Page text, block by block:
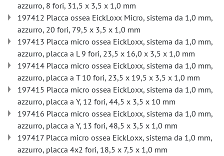
azzurro, 8 fori, 31,5 x 3,5 x 1,0 mm
197412 Placca ossea EickLoxx Micro, sistema da 1,0 mm,
azzurro, 20 fori, 79,5 x 3,5 x 1,0 mm
197413 Placca micro ossea EickLoxx, sistema da 1,0 mm,
azzurro, placca a L 9 fori, 23,5 x 16,0 x 3,5 x 1,0 mm
197414 Placca micro ossea EickLoxx, sistema da 1,0 mm,
azzurro, placca a T 10 fori, 23,5 x 19,5 x 3,5 x 1,0 mm
197415 Placca micro ossea EickLoxx, sistema da 1,0 mm,
azzurro, placca a Y, 12 fori, 44,5 x 3,5 x 10 mm
197416 Placca micro ossea EickLoxx, sistema da 1,0 mm,
azzurro, placca a Y, 13 fori, 48,5 x 3,5 x 1,0 mm
197417 Placca micro ossea EickLoxx, sistema da 1,0 mm,
azzurro, placca 4x2 fori, 18,5 x 7,5 x 1,0 mm